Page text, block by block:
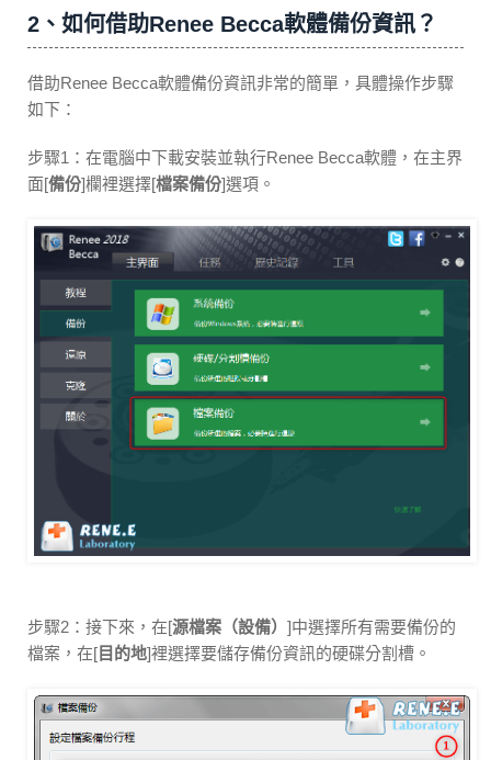
2、如何借助Renee Becca軟體備份資訊？
借助Renee Becca軟體備份資訊非常的簡單，具體操作步驟
如下：
步驟1：在電腦中下載安裝並執行Renee Becca軟體，在主界
面[備份]欄裡選擇[檔案備份]選項。
步驟2：接下來，在[源檔案（設備） ]中選擇所有需要備份的
檔案，在[ 目的地]裡選擇要儲存備份資訊的硬碟分割槽。